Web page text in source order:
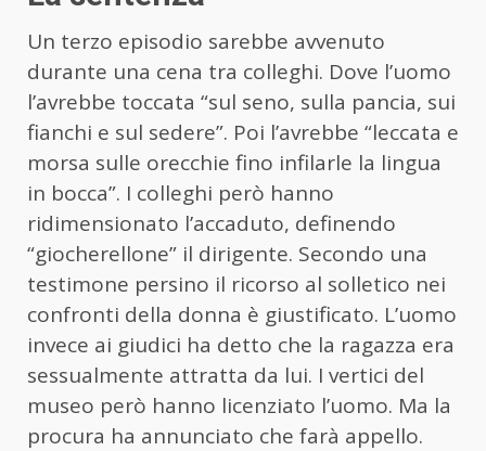
Un terzo episodio sarebbe avvenuto
durante una cena tra colleghi. Dove l’uomo
l’avrebbe toccata “sul seno, sulla pancia, sui
fianchi e sul sedere”. Poi l’avrebbe “leccata e
morsa sulle orecchie fino infilarle la lingua
in bocca”. I colleghi però hanno
ridimensionato l’accaduto, definendo
“giocherellone” il dirigente. Secondo una
testimone persino il ricorso al solletico nei
confronti della donna è giustificato. L’uomo
invece ai giudici ha detto che la ragazza era
sessualmente attratta da lui. I vertici del
museo però hanno licenziato l’uomo. Ma la
procura ha annunciato che farà appello.